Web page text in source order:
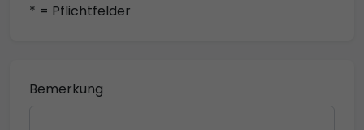
* = Pflichtfelder
Bemerkung